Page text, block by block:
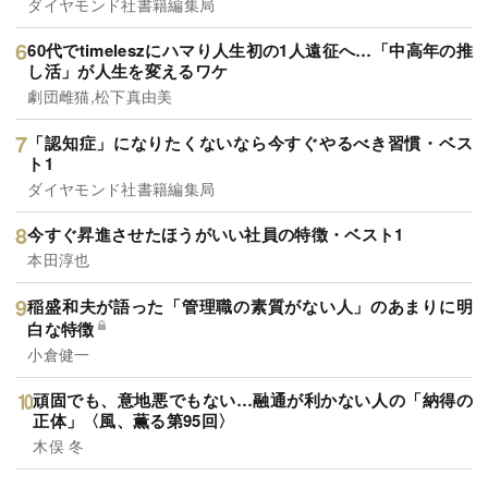
60代でtimeleszにハマり人生初の1人遠征へ…「中高年の推
し活」が人生を変えるワケ
劇団雌猫,松下真由美
「認知症」になりたくないなら今すぐやるべき習慣・ベス
ト1
ダイヤモンド社書籍編集局
今すぐ昇進させたほうがいい社員の特徴・ベスト1
本田淳也
稲盛和夫が語った「管理職の素質がない人」のあまりに明
白な特徴
小倉健一
頑固でも、意地悪でもない…融通が利かない人の「納得の
正体」〈風、薫る第95回〉
木俣 冬